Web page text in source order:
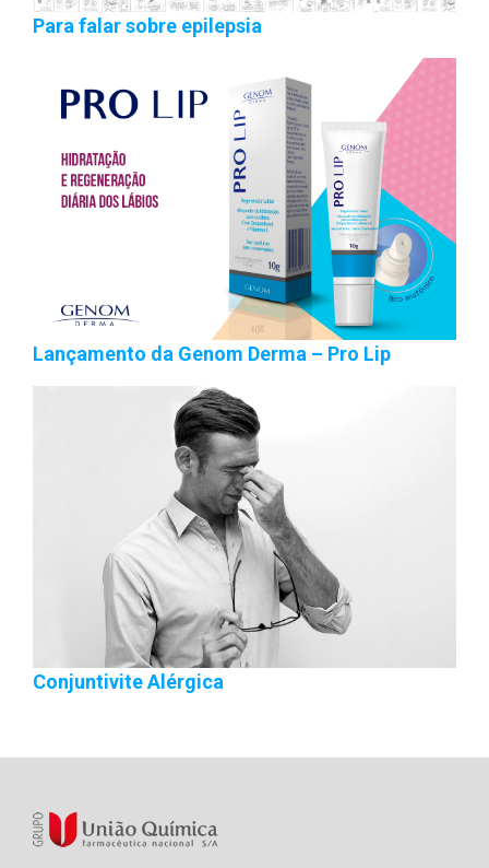
Para falar sobre epilepsia
Lançamento da Genom Derma – Pro Lip
Conjuntivite Alérgica